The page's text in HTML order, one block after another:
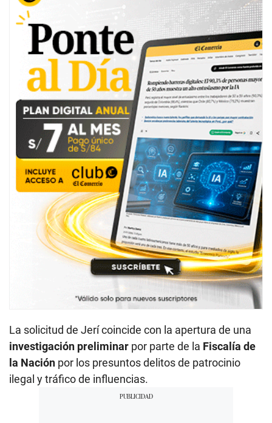
La solicitud de Jerí coincide con la apertura de una
investigación preliminar por parte de la Fiscalía de
la Nación por los presuntos delitos de patrocinio
ilegal y tráfico de influencias.